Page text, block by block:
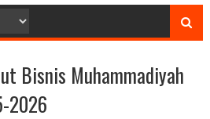
Bisnis Muhammadiyah
2026